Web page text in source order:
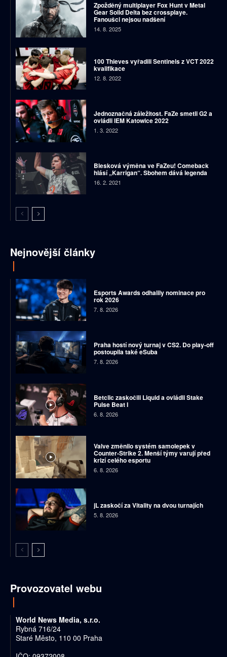
Zpožděný multiplayer Fox Hunt v Metal
Gear Solid Delta bez crossplaye.
Fanoušci nejsou nadšení
14. 8. 2025
100 Thieves vyřadili Sentinels z VCT 2022
kvalifikace
12. 8. 2022
Jednoznačná záležitost. FaZe smetli G2 a
ovládli IEM Katowice 2022
1. 3. 2022
Blesková výměna ve FaZeu! Comeback
hlásí „Karrigan“. Sbohem dává legenda
16. 2. 2021
Nejnovější články
Esports Awards odhalily nominace pro
rok 2026
7. 8. 2026
Praha hostí nový turnaj v CS2. Do play-off
postoupila také eSuba
7. 8. 2026
Betclic zaskočili Liquid a ovládli Stake
Pulse Beat I
6. 8. 2026
Valve změnilo systém samolepek v
Counter-Strike 2. Menší týmy varují před
krizí celého esportu
6. 8. 2026
jL zaskočí za Vitality na dvou turnajích
5. 8. 2026
Provozovatel webu
World News Media, s.r.o.
Rybná 716/24
Staré Město, 110 00 Praha